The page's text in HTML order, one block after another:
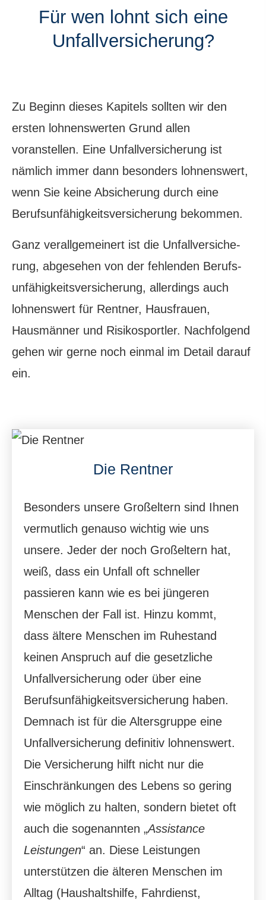
Für wen lohnt sich eine
Unfall­ver­si­che­rung?
Zu Beginn dieses Kapitels sollten wir den
ersten lohnenswerten Grund allen
voranstellen. Eine Unfall­ver­si­che­rung ist
nämlich immer dann besonders lohnenswert,
wenn Sie keine Absicherung durch eine
Berufs­unfähig­keitsversicherung bekommen.
Ganz verallgemeinert ist die Unfall­ver­si­che­
rung, abgesehen von der fehlenden Berufs­
unfähig­keitsversicherung, allerdings auch
lohnenswert für Rentner, Hausfrauen,
Hausmänner und Risikosportler. Nachfolgend
gehen wir gerne noch einmal im Detail darauf
ein.
Die Rentner
Besonders unsere Großeltern sind Ihnen
vermutlich genauso wichtig wie uns
unsere. Jeder der noch Großeltern hat,
weiß, dass ein Unfall oft schneller
passieren kann wie es bei jüngeren
Menschen der Fall ist. Hinzu kommt,
dass ältere Menschen im Ruhestand
keinen Anspruch auf die gesetzliche
Unfall­ver­si­che­rung oder über eine
Berufsunfähigkeitsversicherung haben.
Demnach ist für die Altersgruppe eine
Unfall­ver­si­che­rung definitiv lohnenswert.
Die Versicherung hilft nicht nur die
Einschränkungen des Lebens so gering
wie möglich zu halten, sondern bietet oft
auch die sogenannten „Assistance
Leistungen“ an. Diese Leistungen
unterstützen die älteren Menschen im
Alltag (Haushaltshilfe, Fahrdienst,